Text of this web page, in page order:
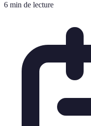
6 min de lecture